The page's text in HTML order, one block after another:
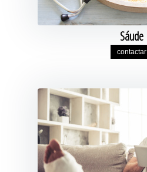
Sáude
contactar